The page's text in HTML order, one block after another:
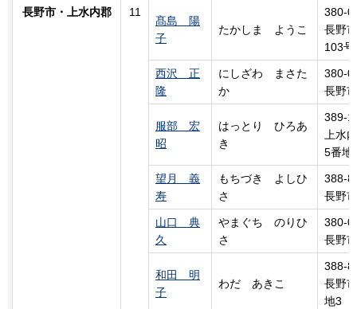
長野市・上水内郡 11
髙島 陽
子
たかしま ようこ
380-
長野
103号
西沢 正
隆
にしざわ ま さた
か
380-
長野
服部 宏
昭
はっとり ひろあ
き
389-
上水
5番地
望月 義
寿
もちづき よ しひ
さ
388-
長野
山口 典
久
やまぐち のりひ
さ
380-
長野
和田 明
子
わだ あきこ
388-
長野
地3